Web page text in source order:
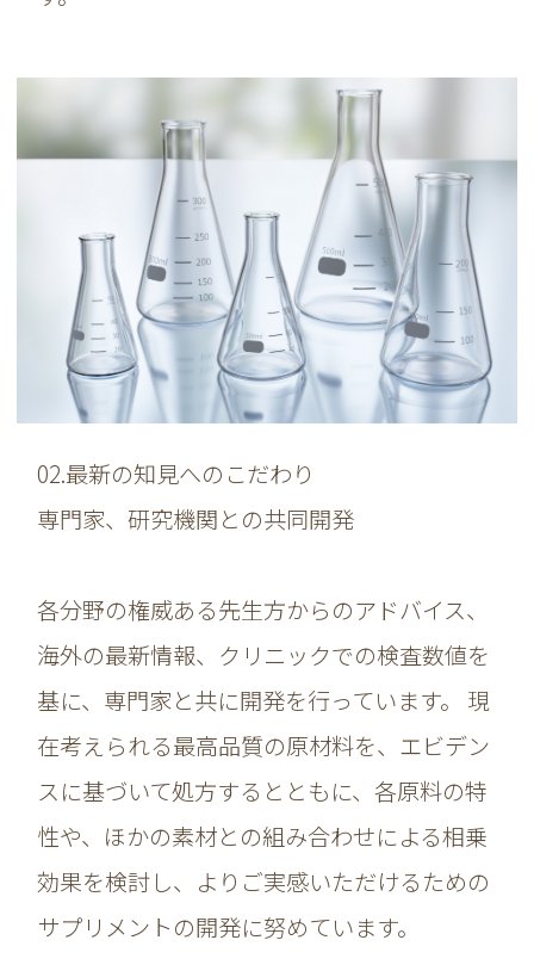
02.最新の知見へのこだわり
専門家、研究機関との共同開発
各分野の権威ある先生方からのアドバイス、
海外の最新情報、クリニックでの検査数値を
基に、専門家と共に開発を行っています。 現
在考えられる最高品質の原材料を、エビデン
スに基づいて処方するとともに、各原料の特
性や、ほかの素材との組み合わせによる相乗
効果を検討し、よりご実感いただけるための
サプリメントの開発に努めています。